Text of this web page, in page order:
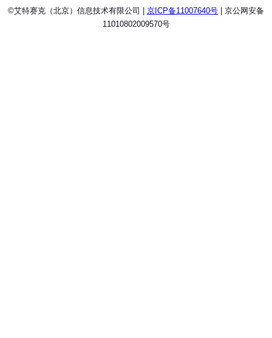
©艾特赛克（北京）信息技术有限公司 | 京ICP备11007640号 | 京公网安备
11010802009570号